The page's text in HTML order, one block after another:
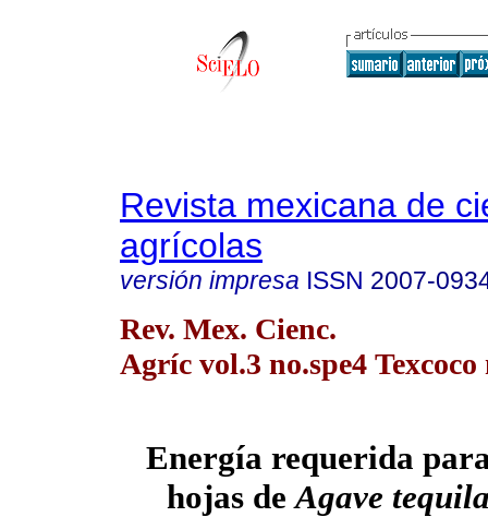
Revista mexicana de
agrícolas
versión impresa ISSN 2007-
Rev. Mex. Cienc.
Agríc vol.3 no.spe4 Texcoco
Energía requerida
hojas deAgave